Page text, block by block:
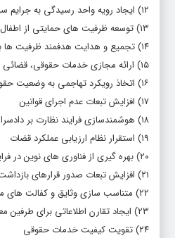
۱۲) ایجاد رویه واحد رسیدگی به جرایم سیاسی
۱۳) توسعه ظرفیت های حمایتی از اطفال و نوجوانان بی سرپرست یا بد سرپرست
۱۴) تجمیع و هدایت هدفمند ظرفیت ها برای استیفای حقوق ایران در عرصه بین المللی
۱۵) ارائه مجازی خدمات حقوقی، قضائی و ثبتی به ایرانیان خارج از کشور
۱۶) اتخاذ رویکرد تهاجمی به وضعیت حقوق بشر در غرب
۱۷) افزایش تبعات عدم اجرای قوانین
۱۸) هوشمندسازی فرایند نظارت بر دادسراها و دادگاه ها
۱۹) استقرار نظام ارزیابی عملکرد قضات
۲۰) بهره گیری از فناوری های نوین در فرایند کشف جرم
۲۱) افزایش تبعات صدور قرارهای بازداشت غیرضروری یا نامتناسب
۲۲) متناسب سازی وثایق و کفالت های مورد پذیرش
۲۳) ایجاد تقارن اطلاعاتی برای طرفین معامله
۲۴) تقویت کیفیت خدمات حقوقی